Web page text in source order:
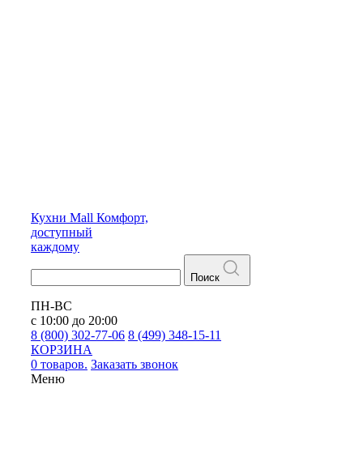
Кухни Mall Комфорт,
доступный
каждому
Поиск
ПН-ВС
с 10:00 до 20:00
8 (800) 302-77-06 8 (499) 348-15-11
КОРЗИНА
0 товаров. Заказать звонок
Меню